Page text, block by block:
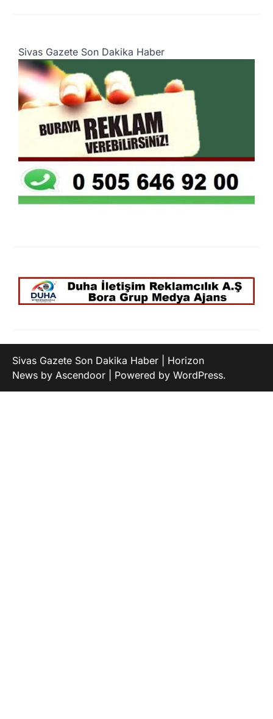
Sivas Gazete Son Dakika Haber
Sivas Gazete Son Dakika Haber | Horizon
News by Ascendoor | Powered by WordPress.